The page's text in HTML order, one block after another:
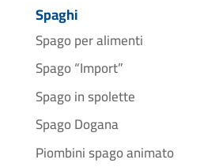
Spaghi
Spago per alimenti
Spago “Import”
Spago in spolette
Spago Dogana
Piombini spago animato